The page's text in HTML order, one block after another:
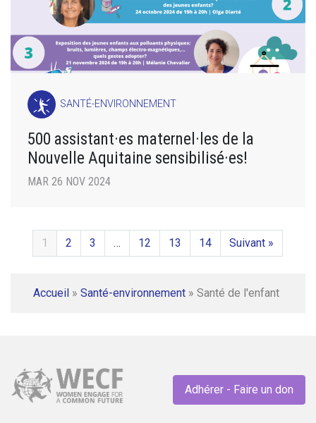
SANTÉ-ENVIRONNEMENT
500 assistant·es maternel·les de la
Nouvelle Aquitaine sensibilisé·es!
MAR 26 NOV 2024
1 2 3 … 12 13 14 Suivant »
Accueil » Santé-environnement » Santé de l'enfant
Adhérer - Faire un don